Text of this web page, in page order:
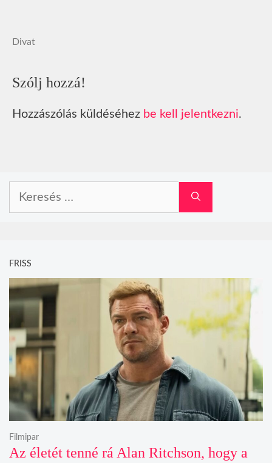
Divat
Szólj hozzá!
Hozzászólás küldéséhez be kell jelentkezni.
FRISS
Az életét tenné rá Alan Ritchson, hogy a
Filmipar